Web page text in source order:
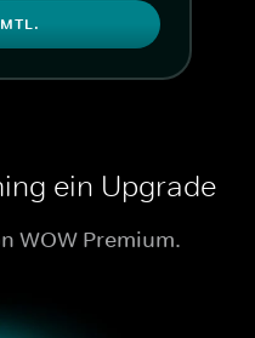
ein Upgrade
WOW Premium.